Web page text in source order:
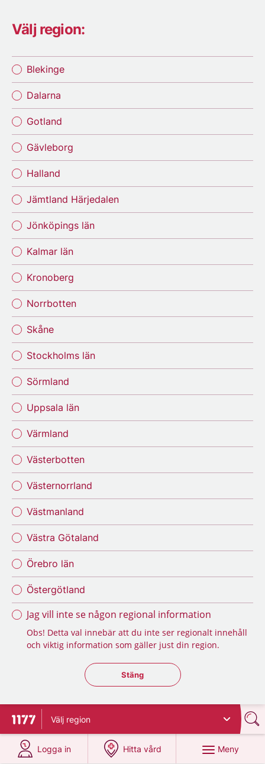
Välj region:
Blekinge
Dalarna
Gotland
Gävleborg
Halland
Jämtland Härjedalen
Jönköpings län
Kalmar län
Kronoberg
Norrbotten
Skåne
Stockholms län
Sörmland
Uppsala län
Värmland
Västerbotten
Västernorrland
Västmanland
Västra Götaland
Örebro län
Östergötland
Jag vill inte se någon regional information
Obs! Detta val innebär att du inte ser regionalt innehåll
och viktig information som gäller just din region.
Stäng regionsväljaren
Stäng
Till startsidan för 1177
Välj region
Logga in
på 1177.se
Hitta vård
på 1177.se
Meny